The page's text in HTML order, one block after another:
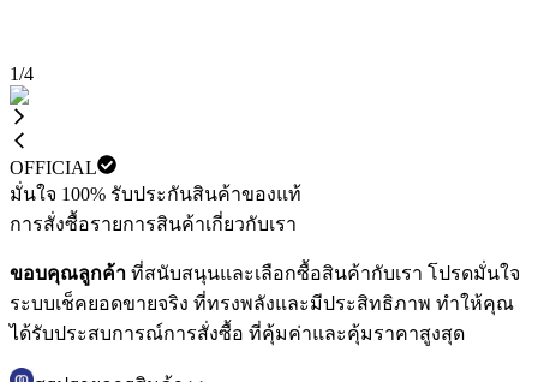
1/4
OFFICIAL
มั่นใจ 100% รับประกันสินค้าของแท้
การสั่งซื้อรายการสินค้าเกี่ยวกับเรา
ขอบคุณลูกค้า ที่สนับสนุนและเลือกซื้อสินค้ากับเรา โปรดมั่นใจ
ระบบเช็คยอดขายจริง ที่ทรงพลังและมีประสิทธิภาพ ทำให้คุณ
ได้รับประสบการณ์การสั่งซื้อ ที่คุ้มค่าและคุ้มราคาสูงสุด